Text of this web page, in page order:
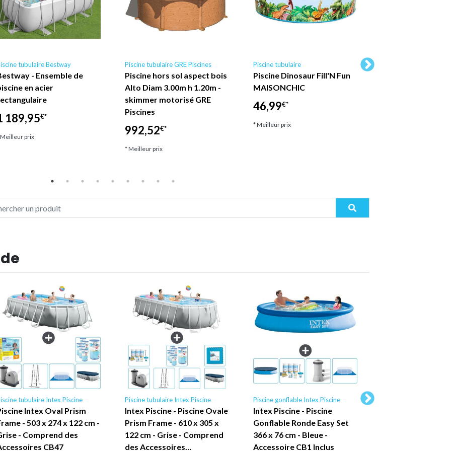
tubulaire Bestway
- Ensemble de
en acier
189,95€*
prix
Piscine tubulaire GRE Piscines
Piscine hors sol aspect bois
Alto Diam 3.00m h 1.20m -
skimmer motorisé GRE
Piscines
992,52€*
* Meilleur prix
Piscine tubulaire
Piscine Dinosaur Fill'N Fun
MAISONCHIC
46,99€*
* Meilleur prix
tubulaire Intex Piscine
Intex Oval Prism
- 503 x 274 x 122 cm -
- Comprend des
CB47
Piscine tubulaire Intex Piscine
Intex Piscine - Piscine Ovale
Prism Frame - 610 x 305 x
122 cm - Grise - Comprend
des Accessoires…
Piscine gonflable Intex Piscine
Intex Piscine - Piscine
Gonflable Ronde Easy Set
366 x 76 cm - Bleue -
Accessoire CB1 Inclus